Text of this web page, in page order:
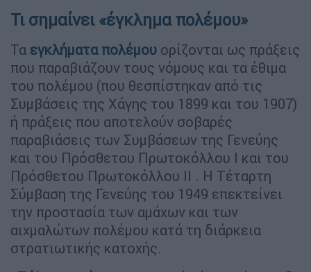
Τι σημαίνει «έγκλημα πολέμου»
Τα εγκλήματα πολέμου ορίζονται ως πράξεις
που παραβιάζουν τους νόμους και τα έθιμα
του πολέμου (που θεσπίστηκαν από τις
Συμβάσεις της Χάγης του 1899 και του 1907)
ή πράξεις που αποτελούν σοβαρές
παραβιάσεις των Συμβάσεων της Γενεύης
και του Πρόσθετου Πρωτοκόλλου Ι και του
Πρόσθετου Πρωτοκόλλου ΙΙ . Η Τέταρτη
Σύμβαση της Γενεύης του 1949 επεκτείνει
την προστασία των αμάχων και των
αιχμαλώτων πολέμου κατά τη διάρκεια
στρατιωτικής κατοχής.